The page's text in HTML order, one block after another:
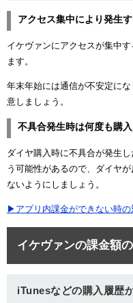
アクセス集中により発生
イケヴァンにアクセスが集中
ます。
年末年始には通信が不安定に
意しましょう。
不具合発生時は何度も購
ダイヤ購入時に不具合が発生
う可能性があるので、ダイヤ
ないようにしましょう。
▶アプリ内課金ができない時の
イケヴァンの課金額
iTunesなどの購入履歴